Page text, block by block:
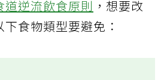
道逆流飲食原則 ，想要改
食物類型要避免：